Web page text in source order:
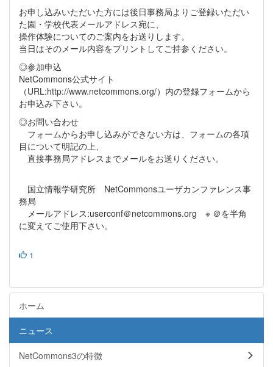
お申し込みいただいた方には後日事務局よりご登録いただい
た園・学校代表メールアドレス宛に、
操作体験についてのご案内をお送りします。
当日はそのメール内容をプリントしてご持参ください。
◎参加申込
NetCommons公式サイト
（URL:http://www.netcommons.org/）内の登録フォームから
お申込み下さい。
◎お問い合わせ
フォームからお申し込みができない方は、フォームの各項
目について明記の上、
直接事務局アドレスまでメールをお送りください。
国立情報学研究所 NetCommonsユーザカンファレンス事
務局
メールアドレス:userconf＠netcommons.org ※ ＠を半角
に変えてご使用下さい。
1
ホーム
ニュース
NetCommons3の特徴